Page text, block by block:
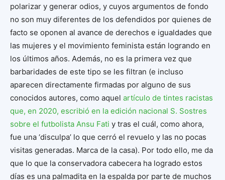
polarizar y generar odios, y cuyos argumentos de fondo
no son muy diferentes de los defendidos por quienes de
facto se oponen al avance de derechos e igualdades que
las mujeres y el movimiento feminista están logrando en
los últimos años. Además, no es la primera vez que
barbaridades de este tipo se les filtran (e incluso
aparecen directamente firmadas por alguno de sus
conocidos autores, como aquel artículo de tintes racistas
que, en 2020, escribió en la edición nacional S. Sostres
sobre el futbolista Ansu Fati y tras el cuál, como ahora,
fue una ‘disculpa’ lo que cerró el revuelo y las no pocas
visitas generadas. Marca de la casa). Por todo ello, me da
que lo que la conservadora cabecera ha logrado estos
días es una palmadita en la espalda por parte de muchos